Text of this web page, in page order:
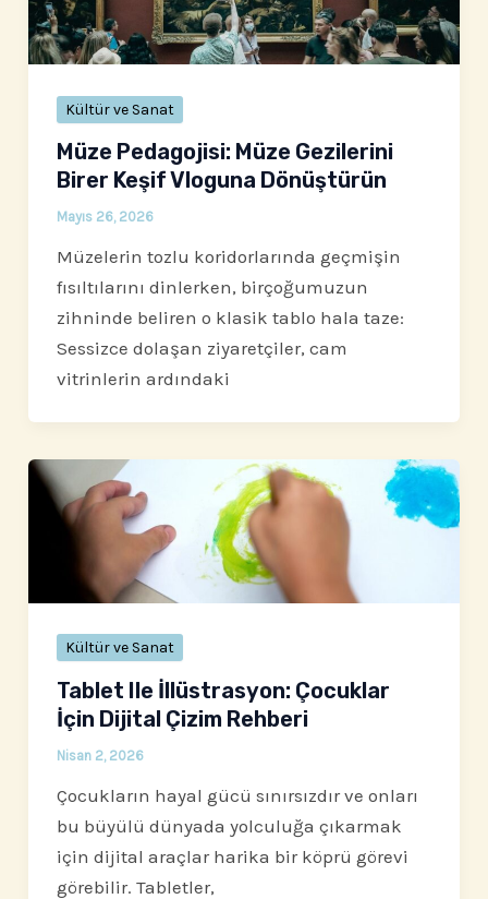
Kültür ve Sanat
Müze Pedagojisi: Müze Gezilerini
Birer Keşif Vloguna Dönüştürün
Mayıs 26, 2026
Müzelerin tozlu koridorlarında geçmişin
fısıltılarını dinlerken, birçoğumuzun
zihninde beliren o klasik tablo hala taze:
Sessizce dolaşan ziyaretçiler, cam
vitrinlerin ardındaki
Kültür ve Sanat
Tablet Ile İllüstrasyon: Çocuklar
İçin Dijital Çizim Rehberi
Nisan 2, 2026
Çocukların hayal gücü sınırsızdır ve onları
bu büyülü dünyada yolculuğa çıkarmak
için dijital araçlar harika bir köprü görevi
görebilir. Tabletler,